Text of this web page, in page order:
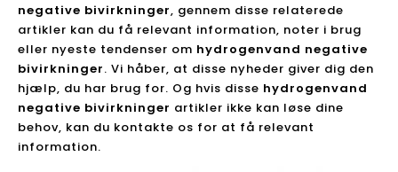
negative bivirkninger, gennem disse relaterede
artikler kan du få relevant information, noter i brug
eller nyeste tendenser om hydrogenvand negative
bivirkninger. Vi håber, at disse nyheder giver dig den
hjælp, du har brug for. Og hvis disse hydrogenvand
negative bivirkninger artikler ikke kan løse dine
behov, kan du kontakte os for at få relevant
information.